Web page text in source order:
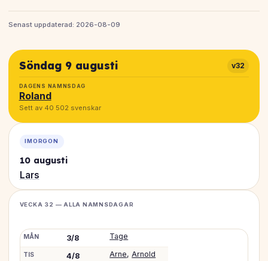
Senast uppdaterad: 2026-08-09
Söndag 9 augusti v32
DAGENS NAMNSDAG
Roland
Sett av 40 502 svenskar
IMORGON
10 augusti
Lars
VECKA 32 — ALLA NAMNSDAGAR
MÅN 3/8 Tage
TIS 4/8 Arne, Arnold